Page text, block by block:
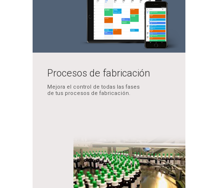
Procesos de fabricación
Mejora el control de todas las fases
de tus procesos de fabricación.